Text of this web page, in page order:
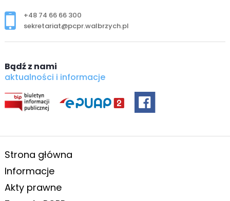
+48 74 66 66 300
sekretariat@pcpr.walbrzych.pl
Bądź z nami
aktualności i informacje
Strona główna
Informacje
Akty prawne